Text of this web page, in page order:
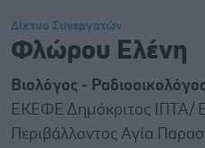
Δίκτυο Συνεργατών
Φλώρου Ελένη
Βιολόγος -
ΕΚΕΦΕ Δημόκριτος ΙΠΤΑ/
Περιβάλλοντος Αγία